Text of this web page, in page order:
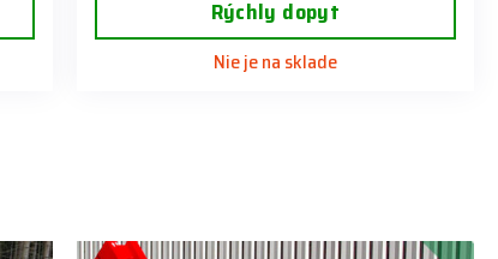
Rýchly dopyt
Nie je na sklade